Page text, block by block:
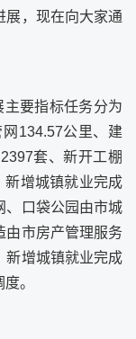
展，现在向大家通
主要指标任务分为
134.57公里、建
套、新开工棚
新增城镇就业完成
、口袋公园由市城
由市房产管理服务
新增城镇就业完成
。